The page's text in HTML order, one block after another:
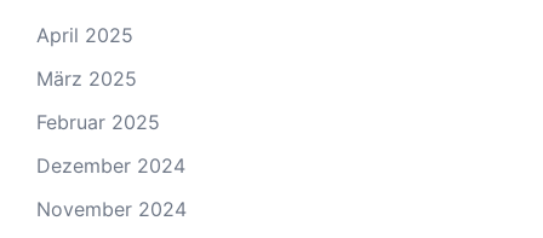
April 2025
März 2025
Februar 2025
Dezember 2024
November 2024